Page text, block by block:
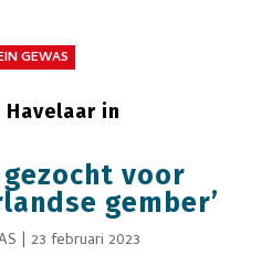
GEWAS
in
voor
gember’
| 23 februari 2023